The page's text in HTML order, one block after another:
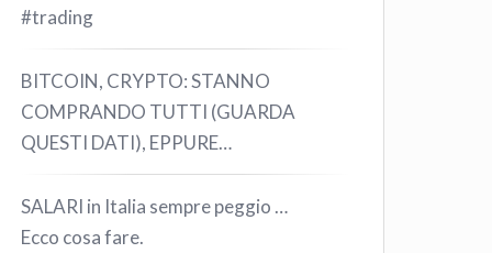
#trading
BITCOIN, CRYPTO: STANNO
COMPRANDO TUTTI (GUARDA
QUESTI DATI), EPPURE…
SALARI in Italia sempre peggio …
Ecco cosa fare.